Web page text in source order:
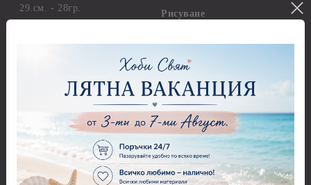
29.см. - 28гр.
Грунд, Основи, Релефни
Варак, Шлак метал, Фолио,
Лакове и защитни покрития
Рисуване
Платна за рисуване
Стативи и поставки
Четки и инструменти
Моливи, акварелни
комплекти
Свещи